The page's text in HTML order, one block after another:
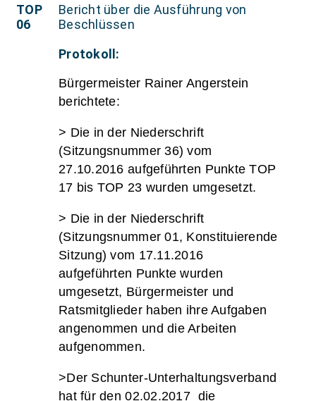
TOP
06
Bericht über die Ausführung von
Beschlüssen
Protokoll:
Bürgermeister Rainer Angerstein
berichtete:
> Die in der Niederschrift
(Sitzungsnummer 36) vom
27.10.2016 aufgeführten Punkte TOP
17 bis TOP 23 wurden umgesetzt.
> Die in der Niederschrift
(Sitzungsnummer 01, Konstituierende
Sitzung) vom 17.11.2016
aufgeführten Punkte wurden
umgesetzt, Bürgermeister und
Ratsmitglieder haben ihre Aufgaben
angenommen und die Arbeiten
aufgenommen.
>Der Schunter-Unterhaltungsverband
hat für den 02.02.2017 die